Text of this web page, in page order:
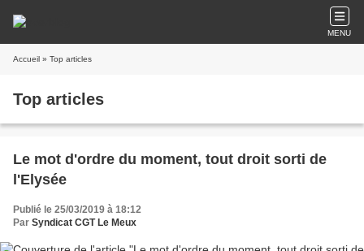
MENU
Accueil » Top articles
Top articles
Le mot d'ordre du moment, tout droit sorti de
l'Elysée
Publié le 25/03/2019 à 18:12
Par Syndicat CGT Le Meux